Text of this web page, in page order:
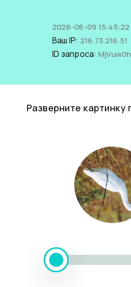
2026-08-09 15:45:22
Ваш IP: 216.73.216.51
ID запроса:
Разверните картинку